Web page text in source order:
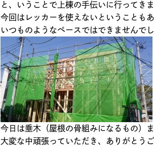
と、いうことで上棟の手伝いに行ってき
今回はレッカーを使えないということもあ
いつものようなペースではできませんで
今日は垂木（屋根の骨組みになるもの）ま
大変な中頑張っていただき、ありがとうご